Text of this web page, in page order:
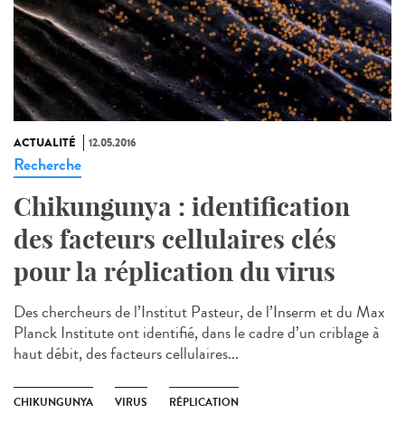
ACTUALITÉ 12.05.2016
Recherche
Chikungunya : identification
des facteurs cellulaires clés
pour la réplication du virus
Des chercheurs de l’Institut Pasteur, de l’Inserm et du Max
Planck Institute ont identifié, dans le cadre d’un criblage à
haut débit, des facteurs cellulaires...
CHIKUNGUNYA VIRUS RÉPLICATION